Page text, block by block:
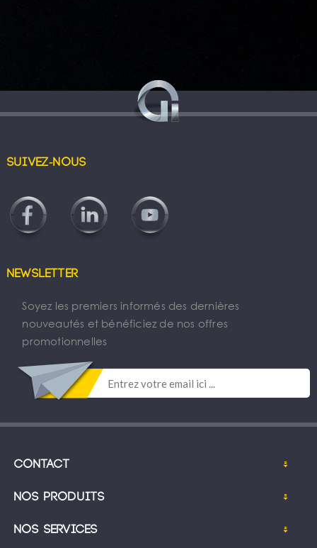
Suivez-nous
Newsletter
Soyez les premiers informés des dernières
nouveautés et bénéficiez de nos offres
promotionnelles
Contact
Nos produits
Nos services